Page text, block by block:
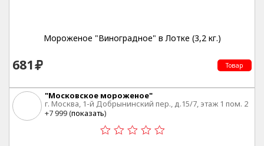
Мороженое "Виноградное" в Лотке (3,2 кг.)
681 Товар
"Московское мороженое"
г. Москва, 1-й Добрынинский пер., д.15/7, этаж 1 пом. 2
ком. 3
+7 999 (показать)